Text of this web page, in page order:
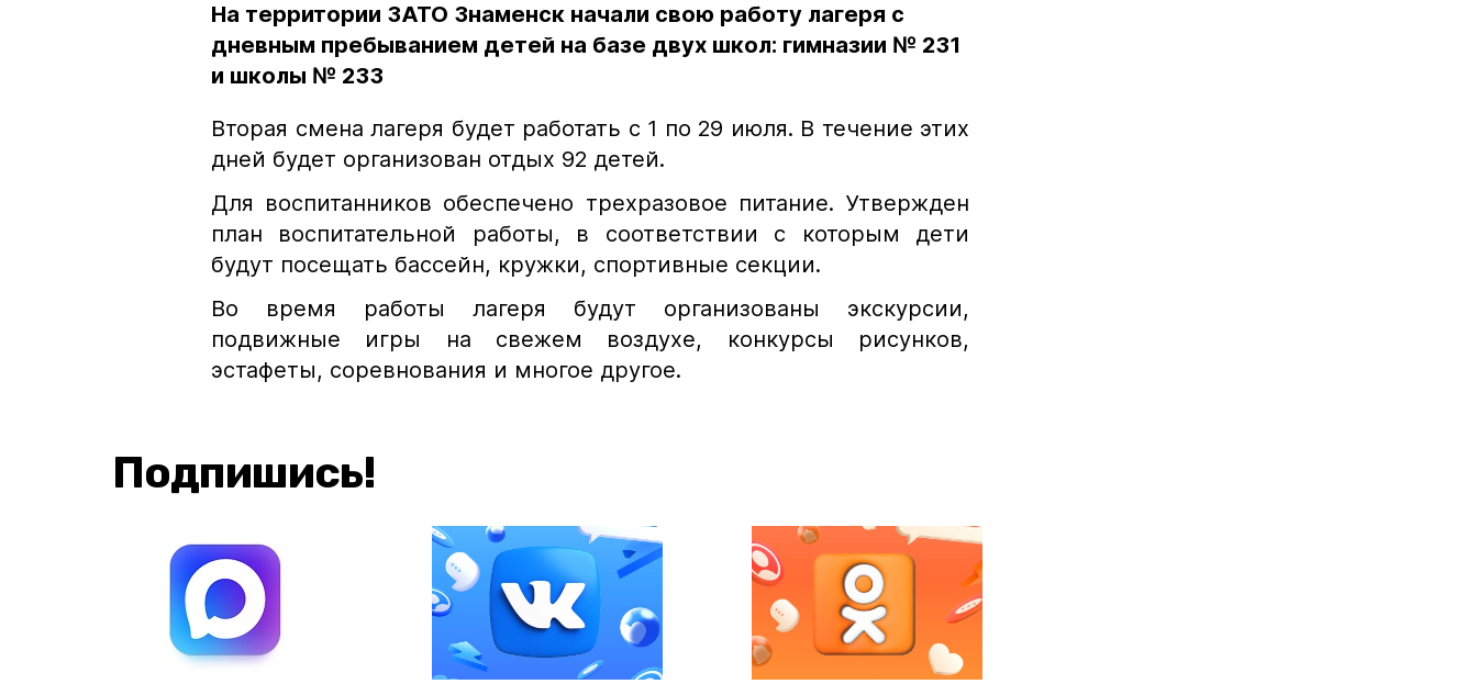
На территории ЗАТО Знаменск начали свою работу лагеря с
дневным пребыванием детей на базе двух школ: гимназии № 231
и школы № 233
Вторая смена лагеря будет работать с 1 по 29 июля. В течение этих
дней будет организован отдых 92 детей.
Для воспитанников обеспечено трехразовое питание. Утвержден
план воспитательной работы, в соответствии с которым дети
будут посещать бассейн, кружки, спортивные секции.
Во время работы лагеря будут организованы экскурсии,
подвижные игры на свежем воздухе, конкурсы рисунков,
эстафеты, соревнования и многое другое.
Подпишись!